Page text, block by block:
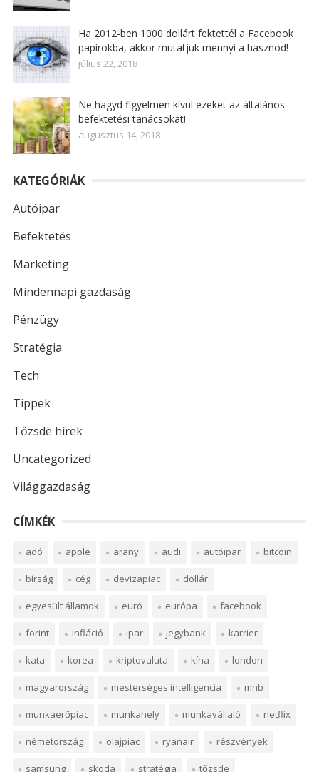
Ha 2012-ben 1000 dollárt fektettél a Facebook
papírokba, akkor mutatjuk mennyi a hasznod!
július 22, 2018
Ne hagyd figyelmen kívül ezeket az általános
befektetési tanácsokat!
augusztus 14, 2018
KATEGÓRIÁK
Autóipar
Befektetés
Marketing
Mindennapi gazdaság
Pénzügy
Stratégia
Tech
Tippek
Tőzsde hírek
Uncategorized
Világgazdaság
CÍMKÉK
adó apple arany audi autóipar bitcoin
bírság cég devizapiac dollár
egyesült államok euró európa facebook
forint infláció ipar jegybank karrier
kata korea kriptovaluta kína london
magyarország mesterséges intelligencia mnb
munkaerőpiac munkahely munkavállaló netflix
németország olajpiac ryanair részvények
samsung skoda stratégia tőzsde